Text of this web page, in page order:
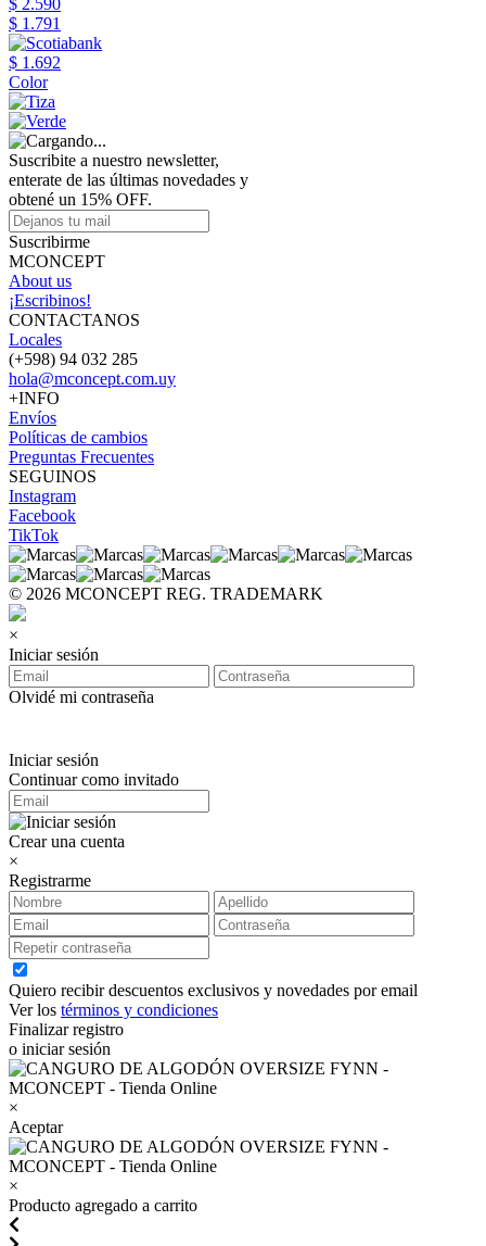
$ 2.590
$ 1.791
$ 1.692
Color
Suscribite a nuestro newsletter,
enterate de las últimas novedades y
obtené un 15% OFF.
Suscribirme
MCONCEPT
About us
¡Escribinos!
CONTACTANOS
Locales
(+598) 94 032 285
hola@mconcept.com.uy
+INFO
Envíos
Políticas de cambios
Preguntas Frecuentes
SEGUINOS
Instagram
Facebook
TikTok
© 2026 MCONCEPT REG. TRADEMARK
×
Iniciar sesión
Olvidé mi contraseña
Iniciar sesión
Continuar como invitado
Crear una cuenta
×
Registrarme
Quiero recibir descuentos exclusivos y novedades por email
Ver los términos y condiciones
Finalizar registro
o iniciar sesión
×
Aceptar
×
Producto agregado a carrito